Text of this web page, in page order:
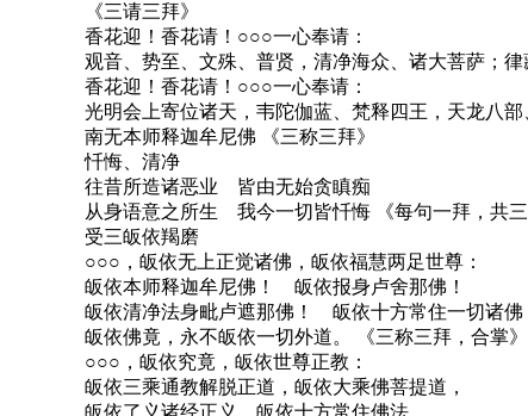
《三请三拜》
香花迎！香花请！○○○一心奉请：
观音、势至、文殊、普贤，清净海众、诸大菩萨；
香花迎！香花请！○○○一心奉请：
光明会上寄位诸天，韦陀伽蓝、梵释四王，天龙八
南无本师释迦牟尼佛 《三称三拜》
忏悔、清净
往昔所造诸恶业 皆由无始贪瞋痴
从身语意之所生 我今一切皆忏悔 《每句一拜，共三
受三皈依羯磨
○○○，皈依无上正觉诸佛，皈依福慧两足世尊：
皈依本师释迦牟尼佛！ 皈依报身卢舍那佛！
皈依清净法身毗卢遮那佛！ 皈依十方常住一切诸佛
皈依佛竟，永不皈依一切外道。 《三称三拜，合掌》
○○○，皈依究竟，皈依世尊正教：
皈依三乘通教解脱正道，皈依大乘佛菩提道，